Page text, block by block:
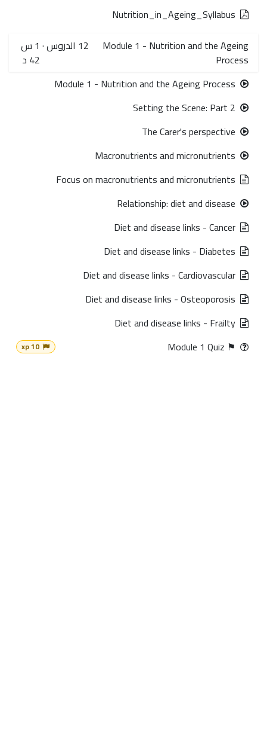
Nutrition_in_Ageing_Syllabus
Module 1 - Nutrition and the Ageing
Process
12 الدروس·
1 س
42 د
Module 1 - Nutrition and the Ageing Process
Setting the Scene: Part 2
The Carer's perspective
Macronutrients and micronutrients
Focus on macronutrients and micronutrients
Relationship: diet and disease
Diet and disease links - Cancer
Diet and disease links - Diabetes
Diet and disease links - Cardiovascular
Diet and disease links - Osteoporosis
Diet and disease links - Frailty
⚑ Module 1 Quiz
10 xp